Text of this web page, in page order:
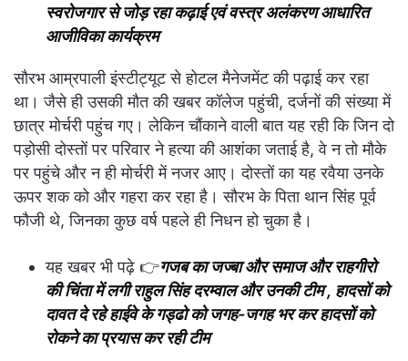
स्वरोजगार से जोड़ रहा कढ़ाई एवं वस्त्र अलंकरण आधारित
आजीविका कार्यक्रम
सौरभ आम्रपाली इंस्टीट्यूट से होटल मैनेजमेंट की पढ़ाई कर रहा
था। जैसे ही उसकी मौत की खबर कॉलेज पहुंची, दर्जनों की संख्या में
छात्र मोर्चरी पहुंच गए। लेकिन चौंकाने वाली बात यह रही कि जिन दो
पड़ोसी दोस्तों पर परिवार ने हत्या की आशंका जताई है, वे न तो मौके
पर पहुंचे और न ही मोर्चरी में नजर आए। दोस्तों का यह रवैया उनके
ऊपर शक को और गहरा कर रहा है। सौरभ के पिता थान सिंह पूर्व
फौजी थे, जिनका कुछ वर्ष पहले ही निधन हो चुका है।
यह खबर भी पढ़े 👉गजब का जज्बा और समाज और राहगीरो
की चिंता में लगी राहुल सिंह दरम्वाल और उनकी टीम , हादसों को
दावत दे रहे हाईवे के गड्ढो को जगह-जगह भर कर हादसों को
रोकने का प्रयास कर रही टीम